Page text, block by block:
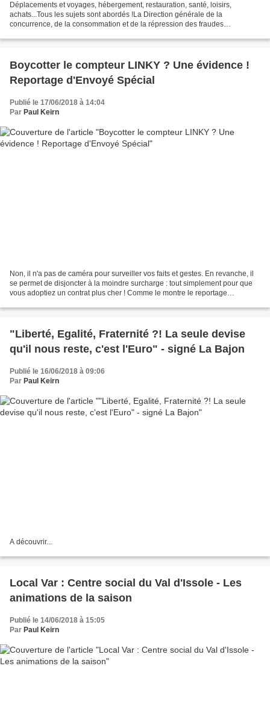
Déplacements et voyages, hébergement, restauration, santé, loisirs,
achats...Tous les sujets sont abordés !La Direction générale de la
concurrence, de la consommation et de la répression des fraudes
Boycotter le compteur LINKY ? Une évidence !
Reportage d'Envoyé Spécial
Publié le 17/06/2018 à 14:04
Par Paul Keirn
Non, il n'a pas de caméra pour surveiller vos faits et gestes. En revanche, il
se permet de disjoncter à la moindre surcharge : tout simplement pour que
vous adoptiez un contrat plus cher ! Comme le montre le reportage
"Liberté, Egalité, Fraternité ?! La seule devise
qu'il nous reste, c'est l'Euro" - signé La Bajon
Publié le 16/06/2018 à 09:06
Par Paul Keirn
A découvrir...
Local Var : Centre social du Val d'Issole - Les
animations de la saison
Publié le 14/06/2018 à 15:05
Par Paul Keirn